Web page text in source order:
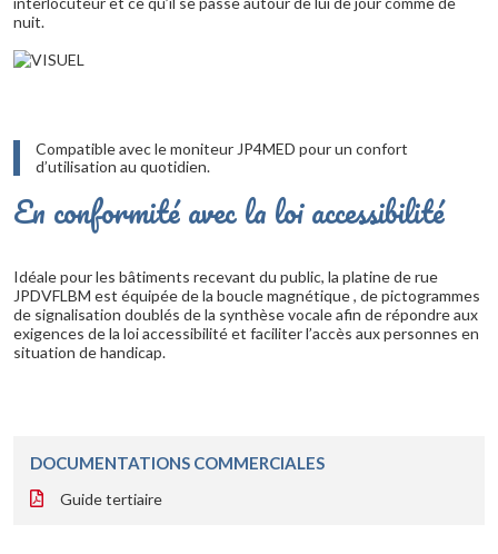
nuit.
Compatible avec le moniteur JP4MED pour un confort
d’utilisation au quotidien.
En conformité avec la loi accessibilité
Idéale pour les bâtiments recevant du public, la platine de rue
JPDVFLBM est équipée de la boucle magnétique , de pictogrammes
de signalisation doublés de la synthèse vocale afin de répondre aux
exigences de la loi accessibilité et faciliter l’accès aux personnes en
situation de handicap.
DOCUMENTATIONS COMMERCIALES
Guide tertiaire